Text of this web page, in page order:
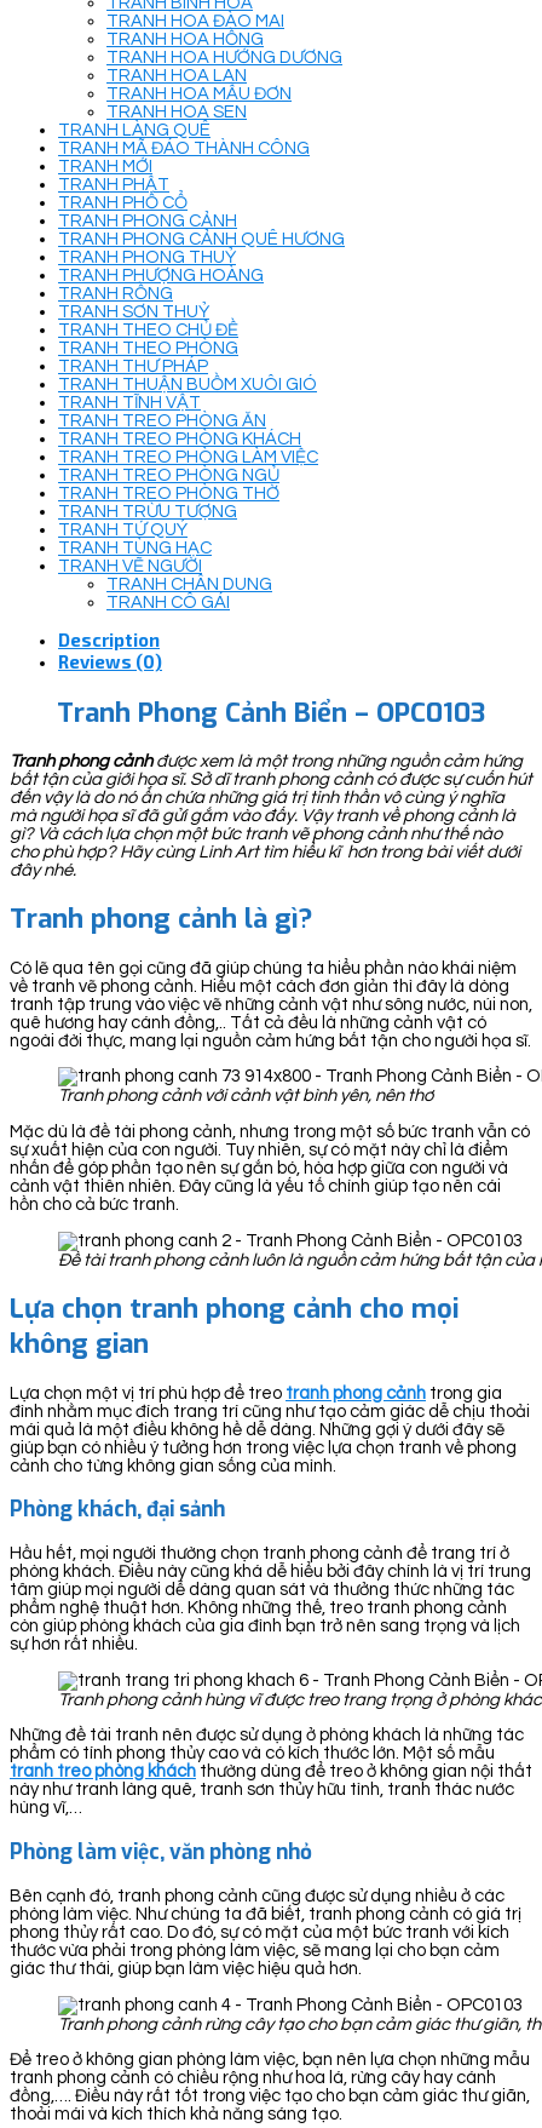
TRANH HOA ĐÀO MAI
TRANH HOA HỒNG
TRANH HOA HƯỚNG DƯƠNG
TRANH HOA LAN
TRANH HOA MẪU ĐƠN
TRANH HOA SEN
TRANH LÀNG QUÊ
TRANH MÃ ĐÁO THÀNH CÔNG
TRANH MỚI
TRANH PHẬT
TRANH PHỐ CỔ
TRANH PHONG CẢNH
TRANH PHONG CẢNH QUÊ HƯƠNG
TRANH PHONG THUỶ
TRANH PHƯỢNG HOÀNG
TRANH RỒNG
TRANH SƠN THUỶ
TRANH THEO CHỦ ĐỀ
TRANH THEO PHÒNG
TRANH THƯ PHÁP
TRANH THUẬN BUỒM XUÔI GIÓ
TRANH TĨNH VẬT
TRANH TREO PHÒNG ĂN
TRANH TREO PHÒNG KHÁCH
TRANH TREO PHÒNG LÀM VIỆC
TRANH TREO PHÒNG NGỦ
TRANH TREO PHÒNG THỜ
TRANH TRỪU TƯỢNG
TRANH TỨ QUÝ
TRANH TÙNG HẠC
TRANH VẼ NGƯỜI
TRANH CHÂN DUNG
TRANH CÔ GÁI
Description
Reviews (0)
Tranh Phong Cảnh Biển – OPC0103
Tranh phong cảnhđược xem là một trong những nguồn cảm hứng
bất tận của giới họa sĩ. Sở dĩ tranh phong cảnh có được sự cuốn hút
đến vậy là do nó ẩn chứa những giá trị tinh thần vô cùng ý nghĩa
mà người họa sĩ đã gửi gắm vào đấy. Vậy tranh về phong cảnh là
gì? Và cách lựa chọn một bức tranh vẽ phong cảnh như thế nào
cho phù hợp? Hãy cùng Linh Art tìm hiểu kĩ hơn trong bài viết dưới
đây nhé.
Tranh phong cảnh là gì?
Có lẽ qua tên gọi cũng đã giúp chúng ta hiểu phần nào khái niệm
về tranh vẽ phong cảnh. Hiểu một cách đơn giản thì đây là dòng
tranh tập trung vào việc vẽ những cảnh vật như sông nước, núi non,
quê hương hay cánh đồng,.. Tất cả đều là những cảnh vật có
ngoài đời thực, mang lại nguồn cảm hứng bất tận cho người họa sĩ.
Tranh phong cảnh với cảnh vật bình yên, nên thơ
Mặc dù là đề tài phong cảnh, nhưng trong một số bức tranh vẫn có
sự xuất hiện của con người. Tuy nhiên, sự có mặt này chỉ là điểm
nhấn để góp phần tạo nên sự gắn bó, hòa hợp giữa con người và
cảnh vật thiên nhiên. Đây cũng là yếu tố chính giúp tạo nên cái
hồn cho cả bức tranh.
Đề tài tranh phong cảnh luôn là nguồn cảm hứng bất tận của
Lựa chọn tranh phong cảnh cho mọi
không gian
Lựa chọn một vị trí phù hợp để treo tranh phong cảnh trong gia
đình nhằm mục đích trang trí cũng như tạo cảm giác dễ chịu thoải
mái quả là một điều không hề dễ dàng. Những gợi ý dưới đây sẽ
giúp bạn có nhiều ý tưởng hơn trong việc lựa chọn tranh về phong
cảnh cho từng không gian sống của mình.
Phòng khách, đại sảnh
Hầu hết, mọi người thường chọn tranh phong cảnh để trang trí ở
phòng khách. Điều này cũng khá dễ hiểu bởi đây chính là vị trí trung
tâm giúp mọi người dễ dàng quan sát và thưởng thức những tác
phẩm nghệ thuật hơn. Không những thế, treo tranh phong cảnh
còn giúp phòng khách của gia đình bạn trở nên sang trọng và lịch
sự hơn rất nhiều.
Tranh phong cảnh hùng vĩ được treo trang trọng ở phòng
Những đề tài tranh nên được sử dụng ở phòng khách là những tác
phẩm có tính phong thủy cao và có kích thước lớn. Một số mẫu
tranh treo phòng khách thường dùng để treo ở không gian nội thất
này như tranh làng quê, tranh sơn thủy hữu tình, tranh thác nước
hùng vĩ,…
Phòng làm việc, văn phòng nhỏ
Bên cạnh đó, tranh phong cảnh cũng được sử dụng nhiều ở các
phòng làm việc. Như chúng ta đã biết, tranh phong cảnh có giá trị
phong thủy rất cao. Do đó, sự có mặt của một bức tranh với kích
thước vừa phải trong phòng làm việc, sẽ mang lại cho bạn cảm
giác thư thái, giúp bạn làm việc hiệu quả hơn.
Tranh phong cảnh rừng cây tạo cho bạn cảm giác thư giãn,
Để treo ở không gian phòng làm việc, bạn nên lựa chọn những mẫu
tranh phong cảnh có chiều rộng như hoa lá, rừng cây hay cánh
đồng,…. Điều này rất tốt trong việc tạo cho bạn cảm giác thư giãn,
thoải mái và kích thích khả năng sáng tạo.